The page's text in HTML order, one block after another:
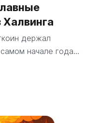
держал
начале года…